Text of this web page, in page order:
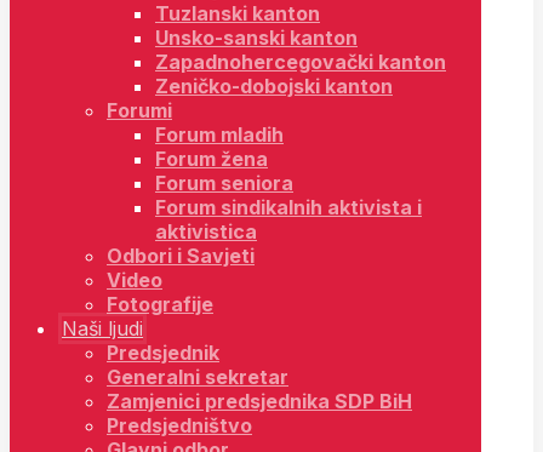
Tuzlanski kanton
Unsko-sanski kanton
Zapadnohercegovački kanton
Zeničko-dobojski kanton
Forumi
Forum mladih
Forum žena
Forum seniora
Forum sindikalnih aktivista i
aktivistica
Odbori i Savjeti
Video
Fotografije
Naši ljudi
Predsjednik
Generalni sekretar
Zamjenici predsjednika SDP BiH
Predsjedništvo